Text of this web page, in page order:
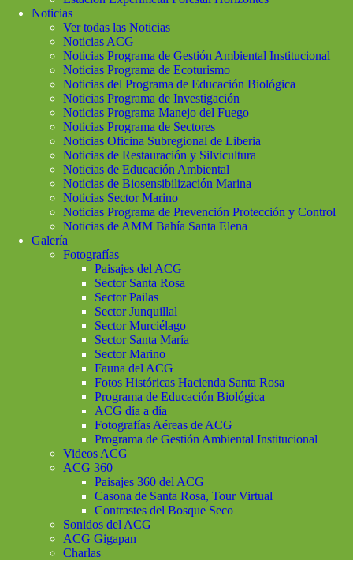
Noticias
Ver todas las Noticias
Noticias ACG
Noticias Programa de Gestión Ambiental Institucional
Noticias Programa de Ecoturismo
Noticias del Programa de Educación Biológica
Noticias Programa de Investigación
Noticias Programa Manejo del Fuego
Noticias Programa de Sectores
Noticias Oficina Subregional de Liberia
Noticias de Restauración y Silvicultura
Noticias de Educación Ambiental
Noticias de Biosensibilización Marina
Noticias Sector Marino
Noticias Programa de Prevención Protección y Control
Noticias de AMM Bahía Santa Elena
Galería
Fotografías
Paisajes del ACG
Sector Santa Rosa
Sector Pailas
Sector Junquillal
Sector Murciélago
Sector Santa María
Sector Marino
Fauna del ACG
Fotos Históricas Hacienda Santa Rosa
Programa de Educación Biológica
ACG día a día
Fotografías Aéreas de ACG
Programa de Gestión Ambiental Institucional
Videos ACG
ACG 360
Paisajes 360 del ACG
Casona de Santa Rosa, Tour Virtual
Contrastes del Bosque Seco
Sonidos del ACG
ACG Gigapan
Charlas